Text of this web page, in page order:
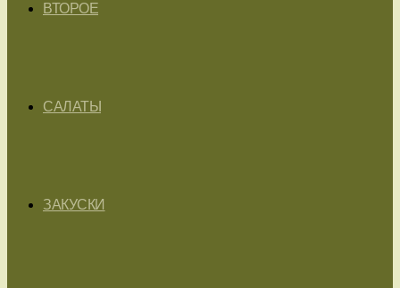
ВТОРОЕ
САЛАТЫ
ЗАКУСКИ